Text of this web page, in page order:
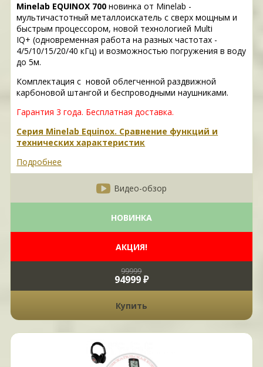
Minelab EQUINOX 700 новинка от Minelab -
мультичастотный металлоискатель с сверх мощным и
быстрым процессором, новой технологией Multi
IQ+ (одновременная работа на разных частотах -
4/5/10/15/20/40 кГц) и возможностью погружения в воду
до 5м.
Комплектация с новой облегченной раздвижной
карбоновой штангой и беспроводными наушниками.
Гарантия 3 года. Бесплатная доставка.
Серия Minelab Equinox. Сравнение функций и
технических характеристик
Подробнее
Видео-обзор
НОВИНКА
АКЦИЯ!
99999
94999 ₽
Купить